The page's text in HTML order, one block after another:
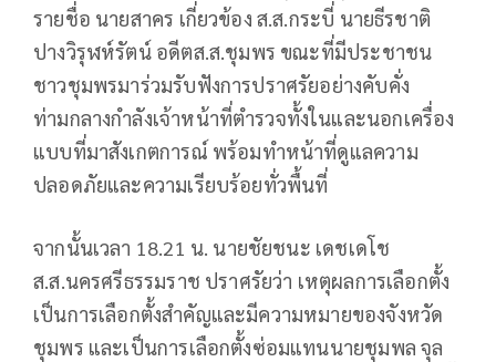
รายชื่อ นายสาคร เกี่ยวข้อง ส.ส.กระบี่ นายธีรชาติ
ปางวิรุฬห์รัตน์ อดีตส.ส.ชุมพร ขณะที่มีประชาชน
ชาวชุมพรมาร่วมรับฟังการปราศรัยอย่างคับคั่ง
ท่ามกลางกำลังเจ้าหน้าที่ตำรวจทั้งในและนอกเครื่อง
แบบที่มาสังเกตการณ์ พร้อมทำหน้าที่ดูแลความ
ปลอดภัยและความเรียบร้อยทั่วพื้นที่
จากนั้นเวลา 18.21 น. นายชัยชนะ เดชเดโช
ส.ส.นครศรีธรรมราช ปราศรัยว่า เหตุผลการเลือกตั้ง
เป็นการเลือกตั้งสำคัญและมีความหมายของจังหวัด
ชุมพร และเป็นการเลือกตั้งซ่อมแทนนายชุมพล จุล